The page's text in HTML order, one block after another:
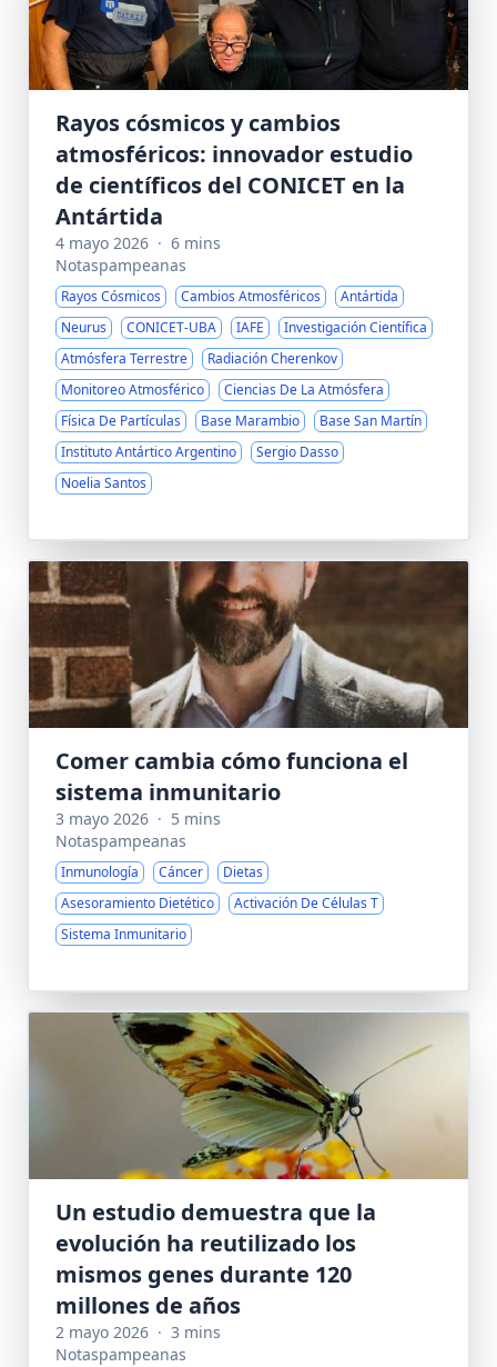
Rayos cósmicos y cambios
atmosféricos: innovador estudio
de científicos del CONICET en la
Antártida
4 mayo 2026 · 6 mins
Notaspampeanas
Rayos Cósmicos Cambios Atmosféricos
Antártida
Neurus
CONICET-UBA IAFE
Investigación Científica
Atmósfera Terrestre
Radiación Cherenkov
Monitoreo Atmosférico
Ciencias De La Atmósfera
Física De Partículas
Base Marambio
Base San Martín
Instituto Antártico Argentino
Sergio Dasso
Noelia Santos
Comer cambia cómo funciona el
sistema inmunitario
3 mayo 2026 · 5 mins
Notaspampeanas
Inmunología Cáncer
Dietas
Asesoramiento Dietético
Activación De Células T
Sistema Inmunitario
Un estudio demuestra que la
evolución ha reutilizado los
mismos genes durante 120
millones de años
2 mayo 2026 · 3 mins
Notaspampeanas